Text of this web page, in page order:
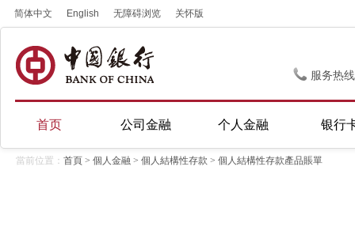
简体中文 English 无障碍浏览 关怀版
服务热
首页 公司金融 个人金融 银行
當前位置： 首頁 > 個人金融 > 個人結構性存款 > 個人結構性存款產品賬單